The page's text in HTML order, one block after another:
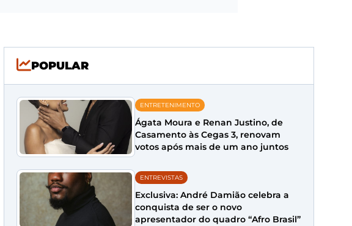
POPULAR
ENTRETENIMENTO
Ágata Moura e Renan Justino, de
Casamento às Cegas 3, renovam
votos após mais de um ano juntos
ENTREVISTAS
Exclusiva: André Damião celebra a
conquista de ser o novo
apresentador do quadro “Afro Brasil”